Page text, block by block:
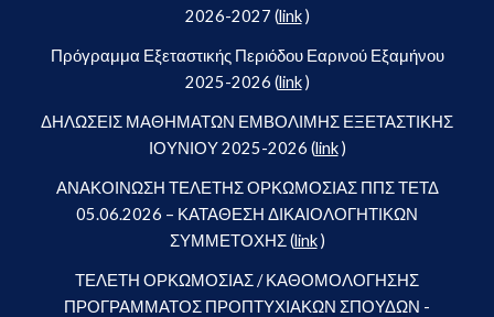
2026-2027 (link )
Πρόγραμμα Εξεταστικής Περιόδου Εαρινού Εξαμήνου
2025-2026 (link )
ΔΗΛΩΣΕΙΣ ΜΑΘΗΜΑΤΩΝ ΕΜΒΟΛΙΜΗΣ ΕΞΕΤΑΣΤΙΚΗΣ
ΙΟΥΝΙΟΥ 2025-2026 (link )
ΑΝΑΚΟΙΝΩΣΗ ΤΕΛΕΤΗΣ ΟΡΚΩΜΟΣΙΑΣ ΠΠΣ ΤΕΤΔ
05.06.2026 – ΚΑΤΑΘΕΣΗ ΔΙΚΑΙΟΛΟΓΗΤΙΚΩΝ
ΣΥΜΜΕΤΟΧΗΣ (link )
ΤΕΛΕΤΗ ΟΡΚΩΜΟΣΙΑΣ / ΚΑΘΟΜΟΛΟΓΗΣΗΣ
ΠΡΟΓΡΑΜΜΑΤΟΣ ΠΡΟΠΤΥΧΙΑΚΩΝ ΣΠΟΥΔΩΝ -